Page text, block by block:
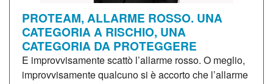
PROTEAM, ALLARME ROSSO. UNA
CATEGORIA A RISCHIO, UNA
CATEGORIA DA PROTEGGERE
E improvvisamente scattò l’allarme rosso. O meglio,
improvvisamente qualcuno si è accorto che l’allarme